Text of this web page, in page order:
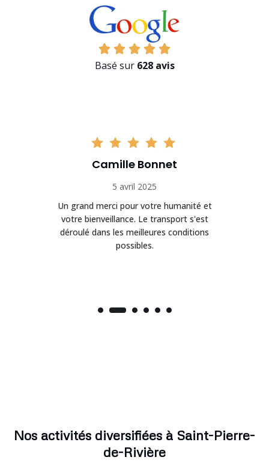
Basé sur 628 avis
Camille Bonnet
5 avril 2025
Un grand merci pour votre humanité et
votre bienveillance. Le transport s'est
déroulé dans les meilleures conditions
possibles.
Nos activités diversifiées à Saint-Pierre-
de-Rivière